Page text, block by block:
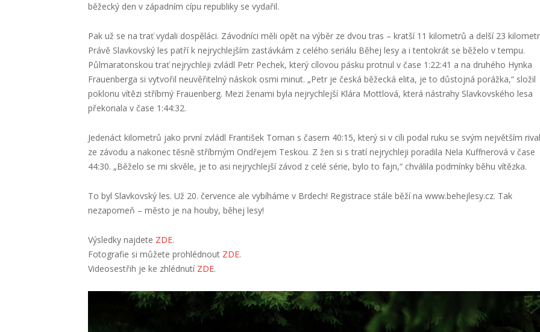
běžecký den v západním cípu republiky se vydařil.
Pak už se na trať vydali dospěláci. Závodníci měli opět na výběr ze dvou tras – kratší 11 kilometrů a delší 23
Právě Slavkovský les patří k nejrychlejším zastávkám z celého seriálu Běhej lesy a i tentokrát se běželo v tempu.
Půlmaratonskou trať nejrychleji zvládl Petr Pechek, který cílovou pásku protnul v čase 1:22:41 a na druhého Hynka
Frauenberga si vytvořil neuvěřitelný náskok osmi minut. „Petr je česká běžecká elita, je to důstojná porážka,“ složil
poklonu vítězi stříbrný Frauenberg. Mezi ženami byla nejrychlejší Klára Mottlová, která nástrahy Slavkovského lesa
překonala v čase 1:44:32.
Jedenáct kilometrů jako první zvládl František Toman s časem 40:15, který si v cíli podal ruku se svým největším
ze závodu a nakonec těsně stříbrným Ondřejem Teskou. Z žen si s tratí nejrychleji poradila Nela Kuffnerová v čase
44:30. „Běželo se mi skvěle, je to asi nejrychlejší závod z celé série, bylo to fajn,“ chválila podmínky běhu vítězka.
To byl Slavkovský les. Už 20. července ale vybíháme v Brdech! Registrace stále běží na www.behejlesy.cz. Tak
nezapomeň – město je na houby, běhej lesy!
Výsledky najdete ZDE.
Fotografie si můžete prohlédnout ZDE.
Videosestřih je ke zhlédnutí ZDE.